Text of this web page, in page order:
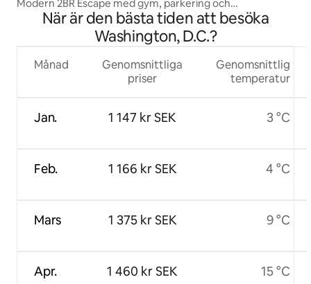
Modern 2BR Escape med gym, parkering och
flygplatsutsikt
När är den bästa tiden att besöka
Washington, D.C.?
Månad
Jan.
Feb.
Mars
Apr.
Genomsnittliga
priser
1 147 kr SEK
1 166 kr SEK
1 375 kr SEK
1 460 kr SEK
Genomsnittlig
temperatur
3 °C
4 °C
9 °C
15 °C